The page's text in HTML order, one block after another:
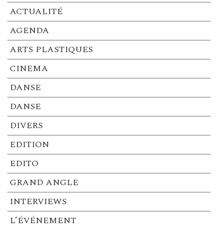
ACTUALITÉ
AGENDA
ARTS PLASTIQUES
CINEMA
DANSE
DANSE
DIVERS
EDITION
EDITO
GRAND ANGLE
INTERVIEWS
L’ÉVÉNEMENT